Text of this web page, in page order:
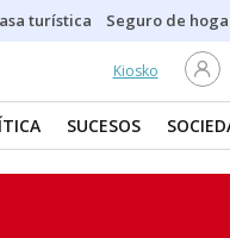
turística Seguro de
Kiosko
SUCESOS